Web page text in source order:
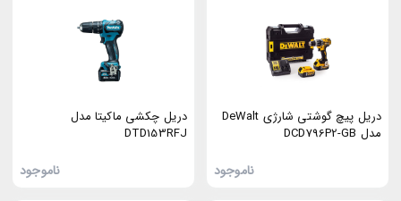
دریل پیچ گوشتی شارژی DeWalt
مدل DCD796P2-GB
ناموجود
دریل چکشی ماکیتا مدل
DTD153RFJ
ناموجود